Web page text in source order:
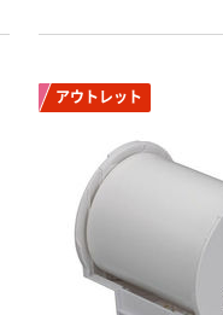
アウトレット